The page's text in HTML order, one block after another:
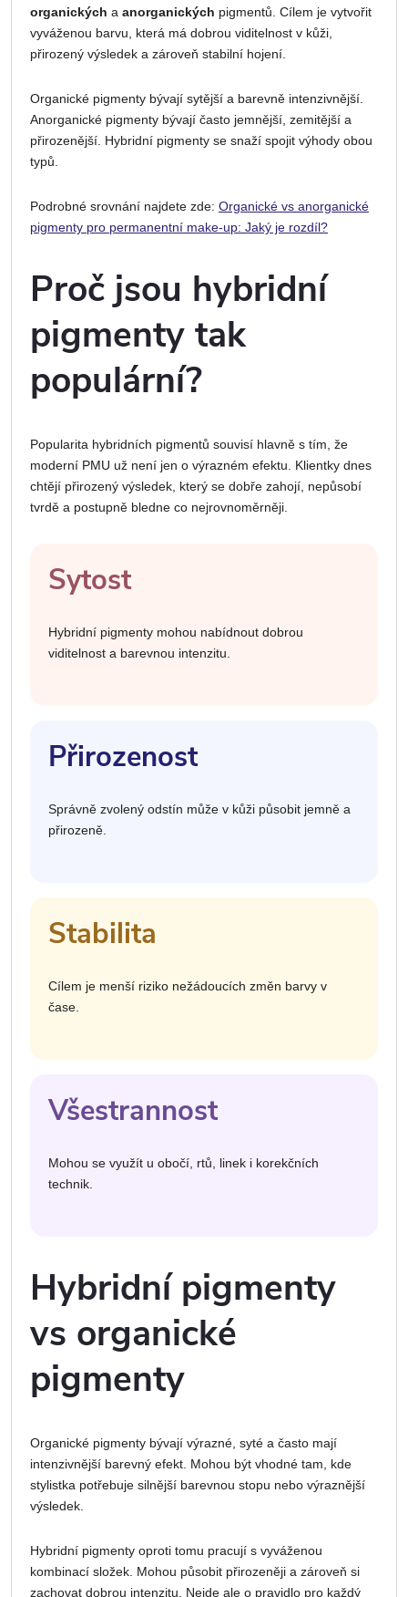
organických a anorganických pigmentů. Cílem je vytvořit
vyváženou barvu, která má dobrou viditelnost v kůži,
přirozený výsledek a zároveň stabilní hojení.
Organické pigmenty bývají sytější a barevně intenzivnější.
Anorganické pigmenty bývají často jemnější, zemitější a
přirozenější. Hybridní pigmenty se snaží spojit výhody obou
typů.
Podrobné srovnání najdete zde: Organické vs anorganické
pigmenty pro permanentní make-up: Jaký je rozdíl?
Proč jsou hybridní
pigmenty tak
populární?
Popularita hybridních pigmentů souvisí hlavně s tím, že
moderní PMU už není jen o výrazném efektu. Klientky dnes
chtějí přirozený výsledek, který se dobře zahojí, nepůsobí
tvrdě a postupně bledne co nejrovnoměrněji.
Sytost
Hybridní pigmenty mohou nabídnout dobrou
viditelnost a barevnou intenzitu.
Přirozenost
Správně zvolený odstín může v kůži působit jemně a
přirozeně.
Stabilita
Cílem je menší riziko nežádoucích změn barvy v
čase.
Všestrannost
Mohou se využít u obočí, rtů, linek i korekčních
technik.
Hybridní pigmenty
vs organické
pigmenty
Organické pigmenty bývají výrazné, syté a často mají
intenzivnější barevný efekt. Mohou být vhodné tam, kde
stylistka potřebuje silnější barevnou stopu nebo výraznější
výsledek.
Hybridní pigmenty oproti tomu pracují s vyváženou
kombinací složek. Mohou působit přirozeněji a zároveň si
zachovat dobrou intenzitu. Nejde ale o pravidlo pro každý